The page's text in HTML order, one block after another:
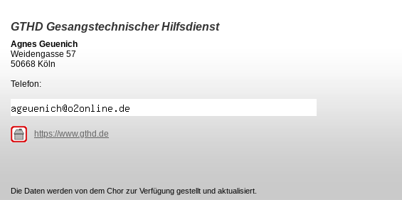
GTHD Gesangstechnischer Hilfsdienst
Agnes Geuenich
Weidengasse 57
50668 Köln
Telefon:
https://www.gthd.de
Die Daten werden von dem Chor zur Verfügung gestellt und aktualisiert.